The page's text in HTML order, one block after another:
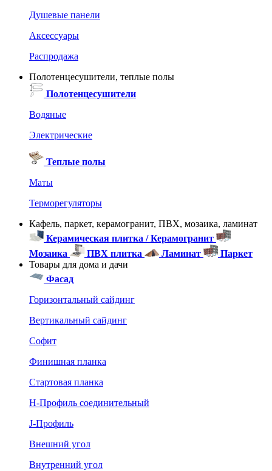
Душевые панели
Аксессуары
Распродажа
Полотенцесушители, теплые полы
Полотенцесушители
Водяные
Электрические
Теплые полы
Маты
Терморегуляторы
Кафель, паркет, керамогранит, ПВХ, мозаика, ламинат
Керамическая плитка / Керамогранит
Мозаика
ПВХ плитка Ламинат
Паркет
Товары для дома и дачи
Фасад
Горизонтальный сайдинг
Вертикальный сайдинг
Софит
Финишная планка
Стартовая планка
Н-Профиль соединительный
J-Профиль
Внешний угол
Внутренний угол